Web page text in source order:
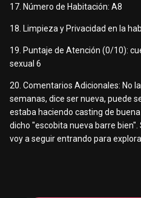
17. Número de Habitación: A8
18. Limpieza y Privacidad en la
19. Puntaje de Atención (0/10):
sexual 6
20. Comentarios Adicionales: No
semanas, dice ser nueva, puede
estaba haciendo casting de
dicho "escobita nueva barre
voy a seguir entrando para